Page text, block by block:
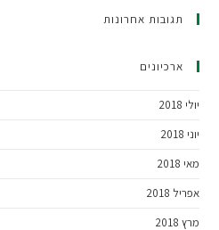
תגובות אחרונות
ארכיונים
יולי 2018
יוני 2018
מאי 2018
אפריל 2018
מרץ 2018